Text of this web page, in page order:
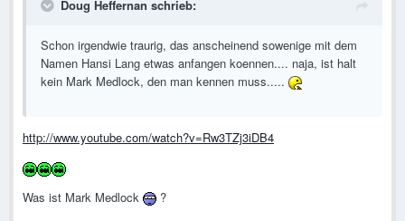
Doug Heffernan schrieb:
Schon irgendwie traurig, das anscheinend sowenige mit dem
Namen Hansi Lang etwas anfangen koennen.... naja, ist halt
kein Mark Medlock, den man kennen muss.....
http://www.youtube.com/watch?v=Rw3TZj3iDB4
Was ist Mark Medlock ?